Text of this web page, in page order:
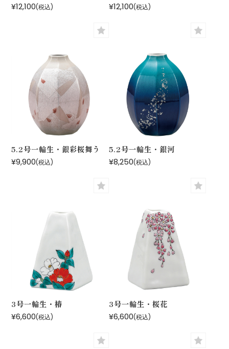
¥12,100(税込)
¥12,100(税込)
5.2号一輪生・銀彩桜舞う
¥9,900(税込)
5.2号一輪生・銀河
¥8,250(税込)
3号一輪生・椿
¥6,600(税込)
3号一輪生・桜花
¥6,600(税込)